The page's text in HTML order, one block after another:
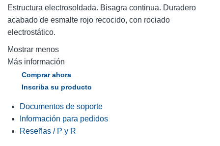
Estructura electrosoldada. Bisagra continua. Duradero
acabado de esmalte rojo recocido, con rociado
electrostático.
Mostrar menos
Más información
Comprar ahora
Inscriba su producto
Documentos de soporte
Información para pedidos
Reseñas / P y R